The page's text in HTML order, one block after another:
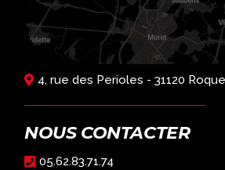
4, rue des Perioles - 31120
NOUS CONTACTER
05.62.83.71.74